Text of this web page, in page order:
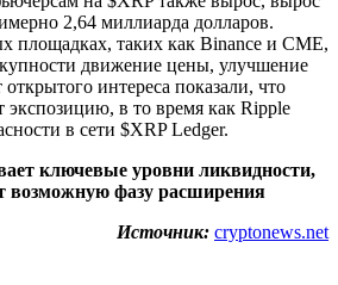
2,64 миллиарда долларов.
площадках, таких как Binance и CME,
движение цены, улучшение
интереса показали, что
экспозицию, в то время как Ripple
в сети $XRP Ledger.
ключевые уровни ликвидности,
возможную фазу расширения
Источник: cryptonews.net